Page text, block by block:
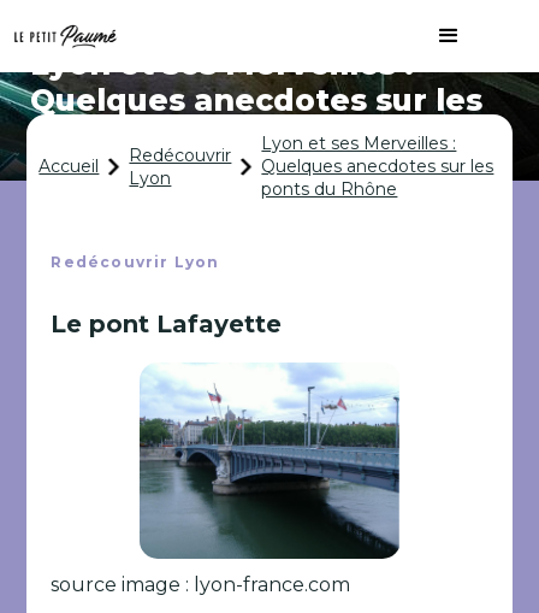
Lyon et ses Merveilles :
Quelques anecdotes sur les
ponts du Rhône
Accueil
Redécouvrir
Lyon
Lyon et ses Merveilles :
Quelques anecdotes sur les
ponts du Rhône
Redécouvrir Lyon
Le pont Lafayette
source image : lyon-france.com